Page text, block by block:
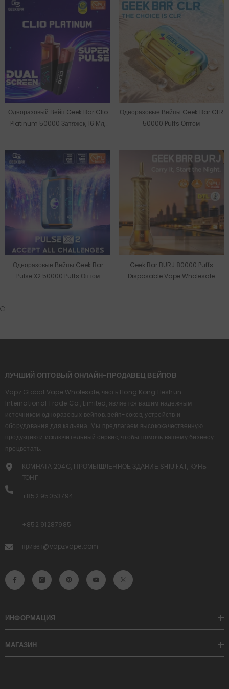
Одноразовый Вейп Geek Bar Clio
Platinum 50000 Затяжек, 16 Мл,
Одноразовые Вейпы Geek Bar CLR
50000 Puffs Оптом
Одноразовые Вейпы Geek Bar
Pulse X2 50000 Puffs Оптом
Geek Bar BURJ 80000 Puffs
Disposable Vape Wholesale
ЛУЧШИЙ ОПТОВЫЙ ОНЛАЙН-ПРОДАВЕЦ ВЕЙПОВ
Vapz Global Vape Wholesale, часть Hong Kong Heshun
International Trade Co., Limited, является вашим надежным
источником одноразовых вейпов, вейп-соков, устройств и
оборудования для кальяна. Мы предлагаем высококачественную
продукцию и исключительный сервис, чтобы помочь вашему бизнесу
процветать.
КОМНАТА 204C, ПРОМЫШЛЕННОЕ ЗДАНИЕ SHIU FAT, КУНЬ
ТОНГ
+852 95053794
+852 91287985
привет@vapzvape.com
ИНФОРМАЦИЯ
МАГАЗИН